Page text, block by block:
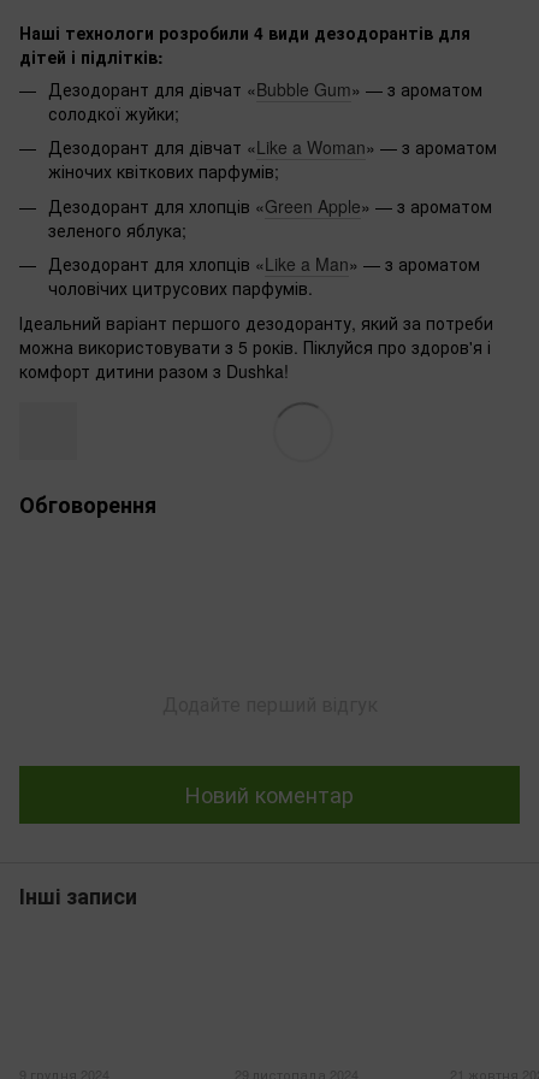
Наші технологи розробили 4 види дезодорантів для
дітей і підлітків:
Дезодорант для дівчат «Bubble Gum» — з ароматом
солодкої жуйки;
Дезодорант для дівчат «Like a Woman» — з ароматом
жіночих квіткових парфумів;
Дезодорант для хлопців «Green Apple» — з ароматом
зеленого яблука;
Дезодорант для хлопців «Like a Man» — з ароматом
чоловічих цитрусових парфумів.
Ідеальний варіант першого дезодоранту, який за потреби
можна використовувати з 5 років. Піклуйся про здоров'я і
комфорт дитини разом з Dushka!
Обговорення
Новий коментар
Інші записи
9 грудня 2024 29 листопада 2024 21 жовтня